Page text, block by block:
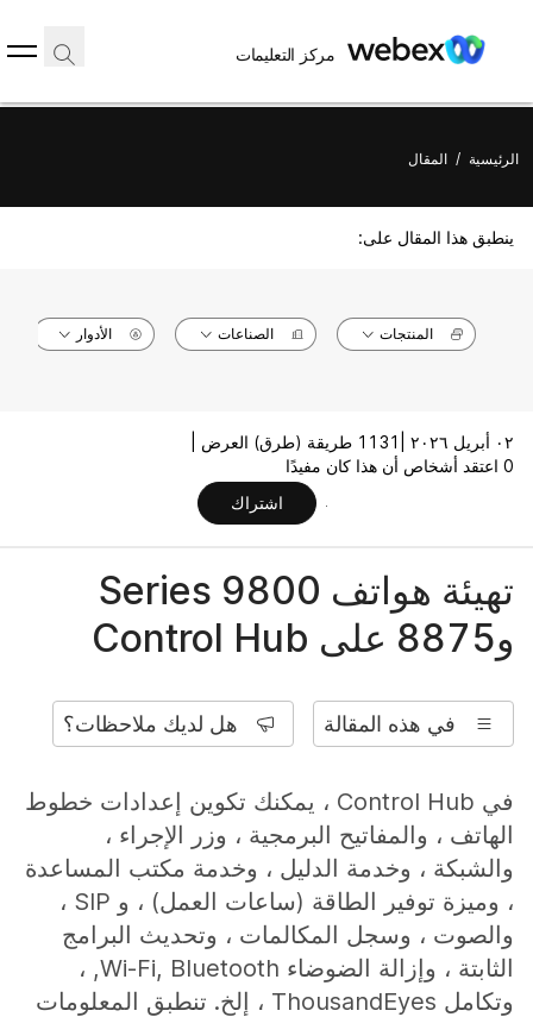
مركز التعليمات
الرئيسية / المقال
ينطبق هذا المقال على:
المنتجات الصناعات الأدوار
٠٢ أبريل ٢٠٢٦ |
1131 طريقة (طرق) العرض |
0 اعتقد أشخاص أن هذا كان مفيدًا
اشتراك
تهيئة هواتف 9800 Series
و8875 على Control Hub
في هذه المقالة هل لديك ملاحظات؟
في Control Hub ، يمكنك تكوين إعدادات خطوط
الهاتف ، والمفاتيح البرمجية ، وزر الإجراء ،
والشبكة ، وخدمة الدليل ، وخدمة مكتب المساعدة
، وميزة توفير الطاقة (ساعات العمل) ، و SIP ،
والصوت ، وسجل المكالمات ، وتحديث البرامج
الثابتة ، وإزالة الضوضاء Wi-Fi, Bluetooth, ،
وتكامل ThousandEyes ، إلخ. تنطبق المعلومات